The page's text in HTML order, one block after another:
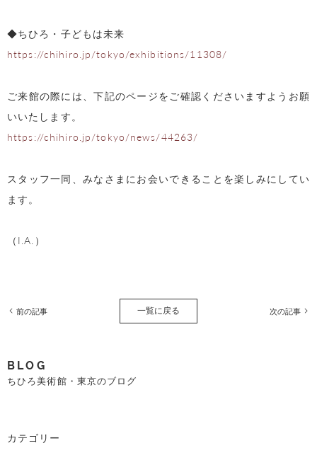
◆ちひろ・子どもは未来
https://chihiro.jp/tokyo/exhibitions/11308/
ご来館の際には、下記のページをご確認くださいますようお願
いいたします。
https://chihiro.jp/tokyo/news/44263/
スタッフ一同、みなさまにお会いできることを楽しみにしてい
ます。
（I.A.）
前の記事 一覧に戻る 次の記事
BLOG
ちひろ美術館・東京のブログ
カテゴリー